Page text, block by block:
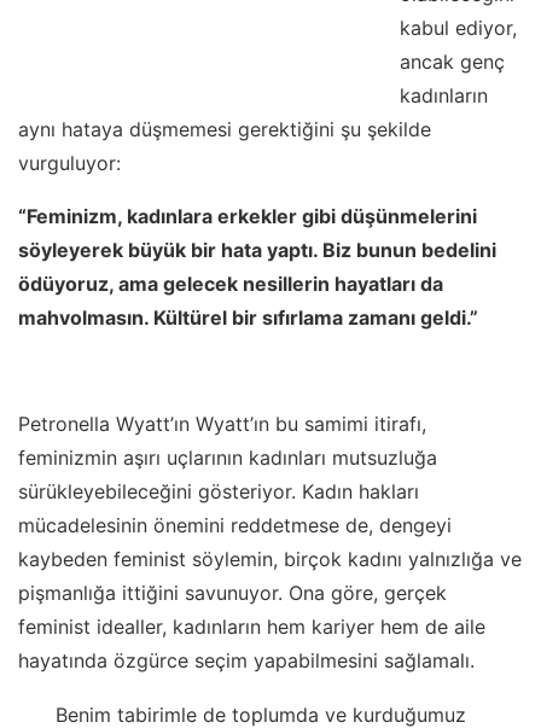
kabul ediyor,
ancak genç
kadınların
aynı hataya düşmemesi gerektiğini şu şekilde
vurguluyor:
“Feminizm, kadınlara erkekler gibi düşünmelerini
söyleyerek büyük bir hata yaptı. Biz bunun bedelini
ödüyoruz, ama gelecek nesillerin hayatları da
mahvolmasın. Kültürel bir sıfırlama zamanı geldi.”
Petronella Wyatt’ın Wyatt’ın bu samimi itirafı,
feminizmin aşırı uçlarının kadınları mutsuzluğa
sürükleyebileceğini gösteriyor. Kadın hakları
mücadelesinin önemini reddetmese de, dengeyi
kaybeden feminist söylemin, birçok kadını yalnızlığa ve
pişmanlığa ittiğini savunuyor. Ona göre, gerçek
feminist idealler, kadınların hem kariyer hem de aile
hayatında özgürce seçim yapabilmesini sağlamalı.
Benim tabirimle de toplumda ve kurduğumuz